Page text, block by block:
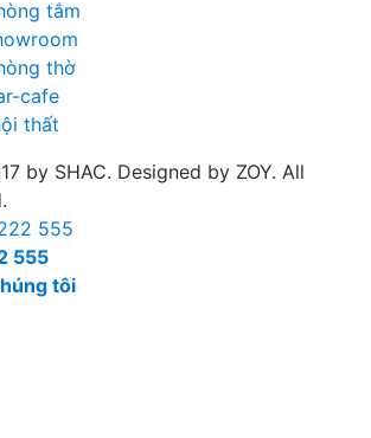
tắm
thờ
cafe
thất
by SHAC. Designed by ZOY. All
555
555
tôi